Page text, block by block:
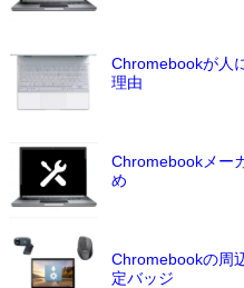
Chromebookが人
理由
Chromebookメー
め
Chromebookの周
定バッジ